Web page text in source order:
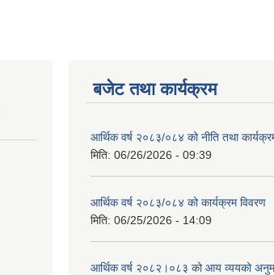
बजेट तथा कार्यक्रम
आर्थिक वर्ष २०८३/०८४ को नीति तथा
मिति: 06/26/2026 - 09:39
आर्थिक वर्ष २०८३/०८४ को कार्यक्रम विवरण
मिति: 06/25/2026 - 14:09
आर्थिक वर्ष २०८२।०८३ को आय व्ययको